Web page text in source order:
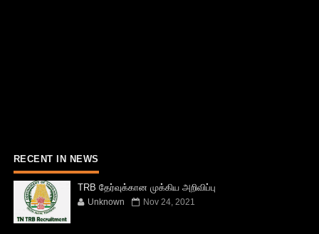
RECENT IN NEWS
TRB தேர்வுக்கான முக்கிய அறிவிப்பு
Unknown Nov 24, 2021